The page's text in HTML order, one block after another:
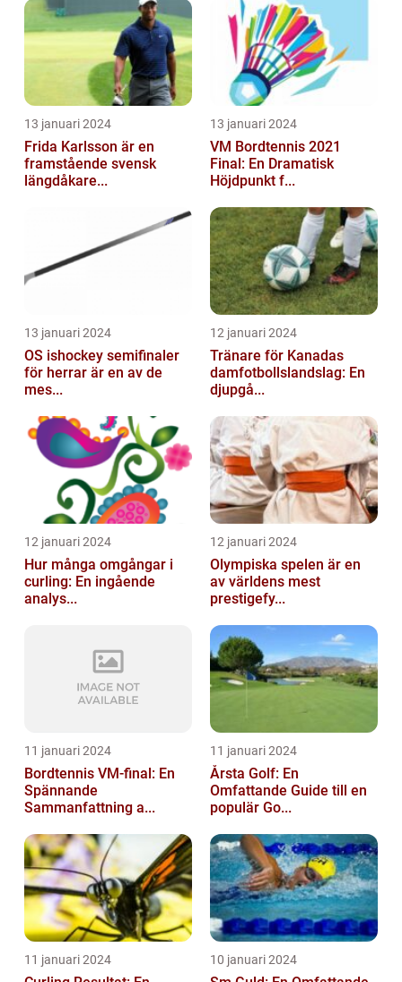
13 januari 2024
Frida Karlsson är en
framstående svensk
längdåkare...
13 januari 2024
VM Bordtennis 2021
Final: En Dramatisk
Höjdpunkt f...
13 januari 2024
OS ishockey semifinaler
för herrar är en av de
mes...
12 januari 2024
Tränare för Kanadas
damfotbollslandslag: En
djupgå...
12 januari 2024
Hur många omgångar i
curling: En ingående
analys...
12 januari 2024
Olympiska spelen är en
av världens mest
prestigefy...
11 januari 2024
Bordtennis VM-final: En
Spännande
Sammanfattning a...
11 januari 2024
Årsta Golf: En
Omfattande Guide till en
populär Go...
11 januari 2024 10 januari 2024